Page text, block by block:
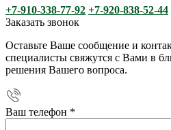
+7-910-338-77-92 +7-920-838-52-44
Заказать звонок
Оставьте Ваше сообщение и
специалисты свяжутся с Вами в
решения Вашего вопроса.
Ваш телефон *